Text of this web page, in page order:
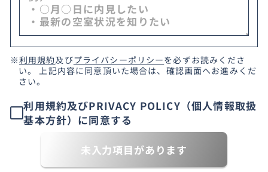
※利用規約及びプライバシーポリシーを必ずお読みくださ
い。 上記内容に同意頂いた場合は、確認画面へお進みくだ
さい。
利用規約及びPRIVACY POLICY（個人情報取扱
基本方針）に同意する
未入力項目があります